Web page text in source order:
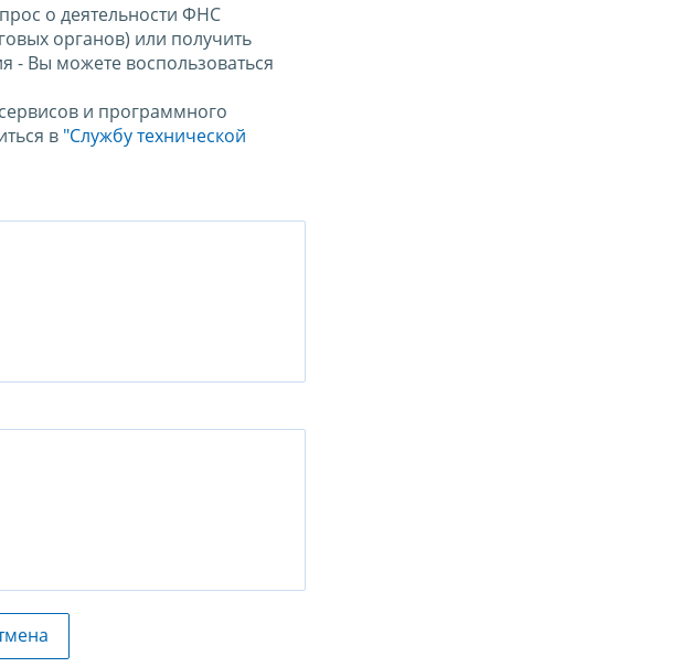
о деятельности ФНС
органов) или получить
- Вы можете воспользоваться
и программного
в "Службу технической